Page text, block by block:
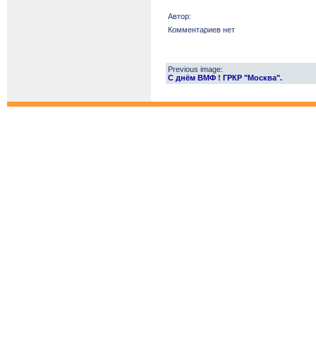
Автор:
Комментариев нет
Previous image:
С днём ВМФ ! ГРКР "Москва".